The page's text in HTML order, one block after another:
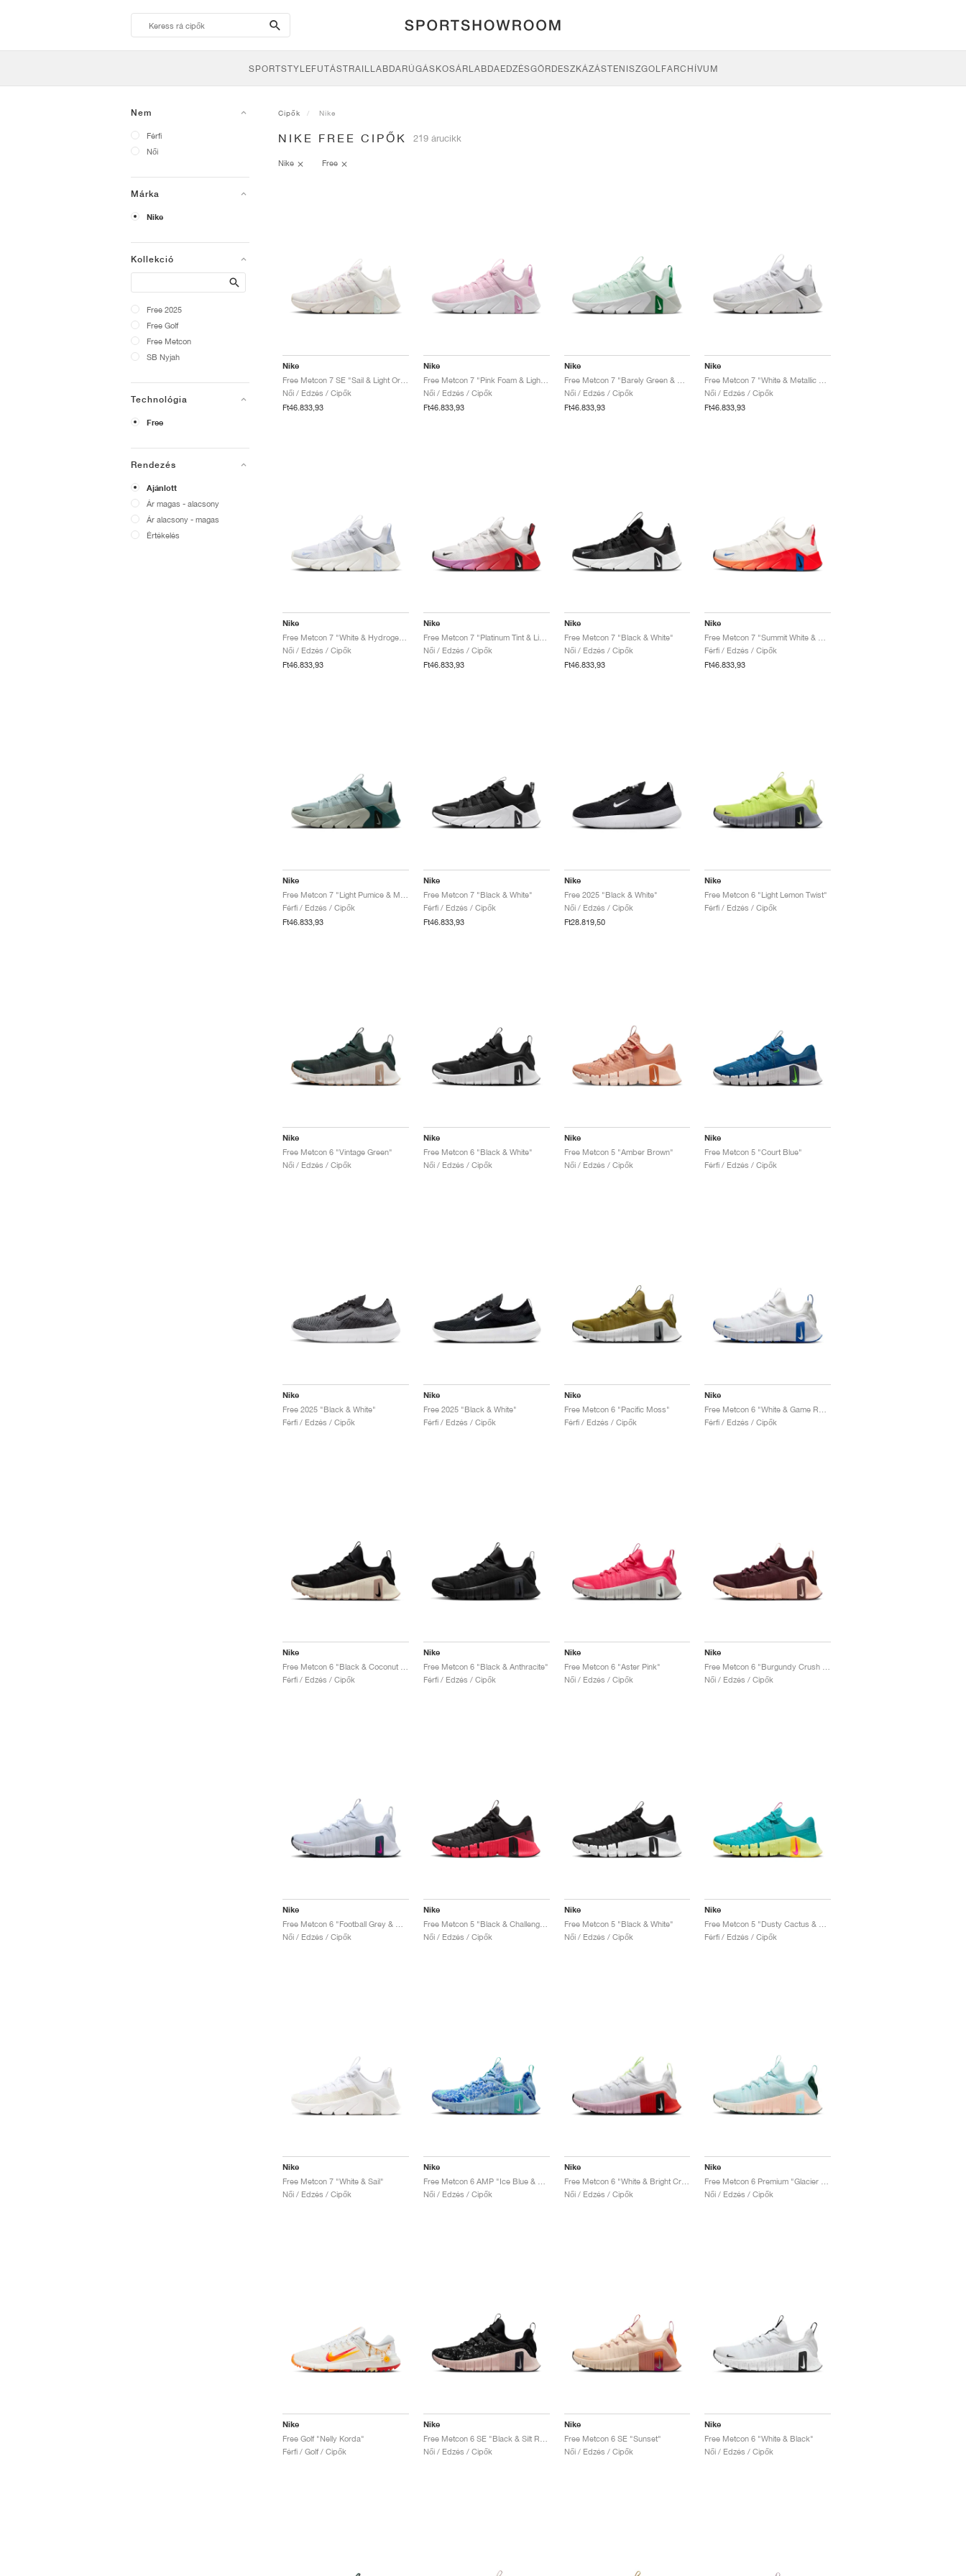
search-
btn
SPORTSTYLEFUTÁSTRAILLABDARÚGÁSKOSÁRLABDAEDZÉSGÖRDESZKÁZÁSTENISZGOLFARCHÍVUM
Nem
Férfi
Női
Márka
Nike
Kollekció
Search
Free 2025
Free Golf
Free Metcon
SB Nyjah
Technológia
Free
Rendezés
Ajánlott
Ár magas - alacsony
Ár alacsony - magas
Értékelés
Cipők Nike
NIKE FREE CIPŐK 219 árucikk
Nike Free
Nike
Női / Edzés / Cipők
Ft46.833,93
Nike
Free Metcon 7 "Pink Foam & Light Magenta"
Női / Edzés / Cipők
Ft46.833,93
Nike
Női / Edzés / Cipők
Ft46.833,93
Nike
Női / Edzés / Cipők
Ft46.833,93
Nike
Női / Edzés / Cipők
Ft46.833,93
Nike
Free Metcon 7 "Platinum Tint & Light Crimson"
Női / Edzés / Cipők
Ft46.833,93
Nike
Free Metcon 7 "Black & White"
Női / Edzés / Cipők
Ft46.833,93
Nike
Férfi / Edzés / Cipők
Ft46.833,93
Nike
Férfi / Edzés / Cipők
Ft46.833,93
Nike
Free Metcon 7 "Black & White"
Férfi / Edzés / Cipők
Ft46.833,93
Nike
Free 2025 "Black & White"
Női / Edzés / Cipők
Ft28.819,50
Nike
Free Metcon 6 "Light Lemon Twist"
Férfi / Edzés / Cipők
Nike
Free Metcon 6 "Vintage Green"
Női / Edzés / Cipők
Nike
Free Metcon 6 "Black & White"
Női / Edzés / Cipők
Nike
Free Metcon 5 "Amber Brown"
Női / Edzés / Cipők
Nike
Free Metcon 5 "Court Blue"
Férfi / Edzés / Cipők
Nike
Free 2025 "Black & White"
Férfi / Edzés / Cipők
Nike
Free 2025 "Black & White"
Férfi / Edzés / Cipők
Nike
Free Metcon 6 "Pacific Moss"
Férfi / Edzés / Cipők
Nike
Férfi / Edzés / Cipők
Nike
Férfi / Edzés / Cipők
Nike
Free Metcon 6 "Black & Anthracite"
Férfi / Edzés / Cipők
Nike
Free Metcon 6 "Aster Pink"
Női / Edzés / Cipők
Nike
Női / Edzés / Cipők
Nike
Női / Edzés / Cipők
Nike
Free Metcon 5 "Black & Challenge Red"
Női / Edzés / Cipők
Nike
Free Metcon 5 "Black & White"
Női / Edzés / Cipők
Nike
Férfi / Edzés / Cipők
Nike
Free Metcon 7 "White & Sail"
Női / Edzés / Cipők
Nike
Női / Edzés / Cipők
Nike
Free Metcon 6 "White & Bright Crimson"
Női / Edzés / Cipők
Nike
Női / Edzés / Cipők
Nike
Free Golf "Nelly Korda"
Férfi / Golf / Cipők
Nike
Női / Edzés / Cipők
Nike
Free Metcon 6 SE "Sunset"
Női / Edzés / Cipők
Nike
Free Metcon 6 "White & Black"
Női / Edzés / Cipők